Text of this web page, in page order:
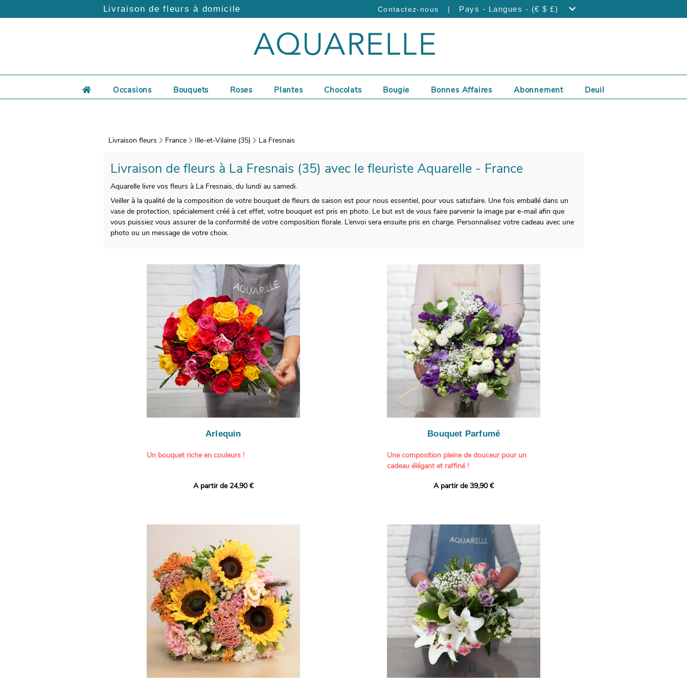
Livraison de fleurs à domicile Contactez-nous | Pays - Langues - (€ $ £)
Occasions Bouquets Roses Plantes Chocolats Bougie Bonnes Affaires Abonnement Deuil
Livraison fleurs France Ille-et-Vilaine (35) La Fresnais
Livraison de fleurs à La Fresnais (35) avec le fleuriste Aquarelle - France
Aquarelle livre vos fleurs à La Fresnais, du lundi au samedi.
Veiller à la qualité de la composition de votre bouquet de fleurs de saison est pour nous essentiel, pour vous satisfaire. Une fois emballé dans un
vase de protection, spécialement créé à cet effet, votre bouquet est pris en photo. Le but est de vous faire parvenir la image par e-mail afin que
vous puissiez vous assurer de la conformité de votre composition florale. L’envoi sera ensuite pris en charge. Personnalisez votre cadeau avec une
photo ou un message de votre choix.
Arlequin
Un bouquet riche en couleurs !
vives pour un effet vitaminé garanti. Un
'Tropical Amazone' et 'Wild Calypso', connues
pour leur tenue en vase, leurs teintes
incroyables et le parfait épanouissement de
leurs boutons.
Une explosion de couleurs dans un bouquet de
roses fraîches !
Il contient :
- Un mélange harmonieux de roses roses,
rouges, jaunes et orange
- Quelques feuillages pour structurer
À offrir pour :
- Souhaiter un anniversaire joyeux et coloré
A partir de 24,90 €
Bouquet Parfumé
Une composition pleine de douceur pour un
cadeau élégant et raffiné !
Offrez un bouquet délicat et généreux, imaginé
création une touche de pureté et de
romantisme, tandis que les giroflées dévoilent
un parfum délicat et une allure naturellement
poétique. Le gypsophile, léger et aérien, vient
envelopper l’ensemble de douceur, pendant que
les lisianthus ajoutent une note d’élégance et de
raffinement à cette harmonie florale.
Chaque tige a été sélectionnée avec soin pour
composer un bouquet lumineux, plein de
charme et de délicatesse. Avec son bel équilibre
entre volume, finesse et parfum, cette création
florale est idéale pour célébrer les plus beaux
moments de vie avec grâce et émotion.
A partir de 39,90 €